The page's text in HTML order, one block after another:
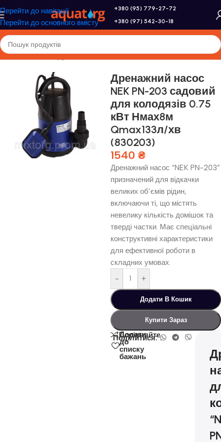
Перейти до навігації
Перейти до основного вмісту
+380 (95) 779-27-72
+380 (97) 542-30-18
Головна/Насоси/Дренажні насоси
Дренажний насос
NEK PN-203 садовий
для колодязів 0.75
кВт Нмах8м
Qmax133л/хв
(830203)
1540 ₴
Дренажний насос “NEK PN-203”
призначений для відкачки
великих об’ємів рідин,
включаючи ті, що містять
невелику кількість домішок та
тверді частки. Має спеціальні
конструктивні характеристики
для ефективної роботи в
складних умовах.
-
+
Додати В Кошик
Купити Зараз
Порівняйте
Додати
до
списку
бажань
Поділитися: